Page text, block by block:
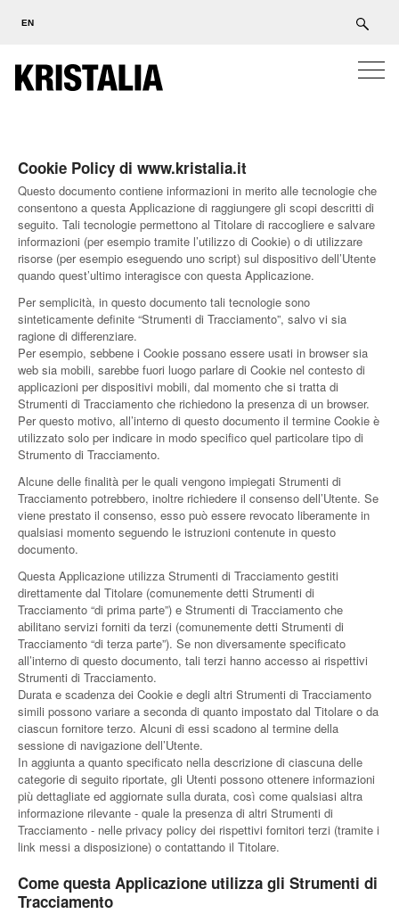
EN
Cookie Policy di www.kristalia.it
Questo documento contiene informazioni in merito alle tecnologie che
consentono a questa Applicazione di raggiungere gli scopi descritti di
seguito. Tali tecnologie permettono al Titolare di raccogliere e salvare
informazioni (per esempio tramite l’utilizzo di Cookie) o di utilizzare
risorse (per esempio eseguendo uno script) sul dispositivo dell’Utente
quando quest’ultimo interagisce con questa Applicazione.
Per semplicità, in questo documento tali tecnologie sono
sinteticamente definite “Strumenti di Tracciamento”, salvo vi sia
ragione di differenziare.
Per esempio, sebbene i Cookie possano essere usati in browser sia
web sia mobili, sarebbe fuori luogo parlare di Cookie nel contesto di
applicazioni per dispositivi mobili, dal momento che si tratta di
Strumenti di Tracciamento che richiedono la presenza di un browser.
Per questo motivo, all’interno di questo documento il termine Cookie è
utilizzato solo per indicare in modo specifico quel particolare tipo di
Strumento di Tracciamento.
Alcune delle finalità per le quali vengono impiegati Strumenti di
Tracciamento potrebbero, inoltre richiedere il consenso dell’Utente. Se
viene prestato il consenso, esso può essere revocato liberamente in
qualsiasi momento seguendo le istruzioni contenute in questo
documento.
Questa Applicazione utilizza Strumenti di Tracciamento gestiti
direttamente dal Titolare (comunemente detti Strumenti di
Tracciamento “di prima parte”) e Strumenti di Tracciamento che
abilitano servizi forniti da terzi (comunemente detti Strumenti di
Tracciamento “di terza parte”). Se non diversamente specificato
all’interno di questo documento, tali terzi hanno accesso ai rispettivi
Strumenti di Tracciamento.
Durata e scadenza dei Cookie e degli altri Strumenti di Tracciamento
simili possono variare a seconda di quanto impostato dal Titolare o da
ciascun fornitore terzo. Alcuni di essi scadono al termine della
sessione di navigazione dell’Utente.
In aggiunta a quanto specificato nella descrizione di ciascuna delle
categorie di seguito riportate, gli Utenti possono ottenere informazioni
più dettagliate ed aggiornate sulla durata, così come qualsiasi altra
informazione rilevante - quale la presenza di altri Strumenti di
Tracciamento - nelle privacy policy dei rispettivi fornitori terzi (tramite i
link messi a disposizione) o contattando il Titolare.
Come questa Applicazione utilizza gli Strumenti di
Tracciamento